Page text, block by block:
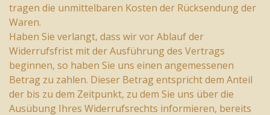
tragen die unmittelbaren Kosten der Rücksendung der
Waren.
Haben Sie verlangt, dass wir vor Ablauf der
Widerrufsfrist mit der Ausführung des Vertrags
beginnen, so haben Sie uns einen angemessenen
Betrag zu zahlen. Dieser Betrag entspricht dem Anteil
der bis zu dem Zeitpunkt, zu dem Sie uns über die
Ausübung Ihres Widerrufsrechts informieren, bereits